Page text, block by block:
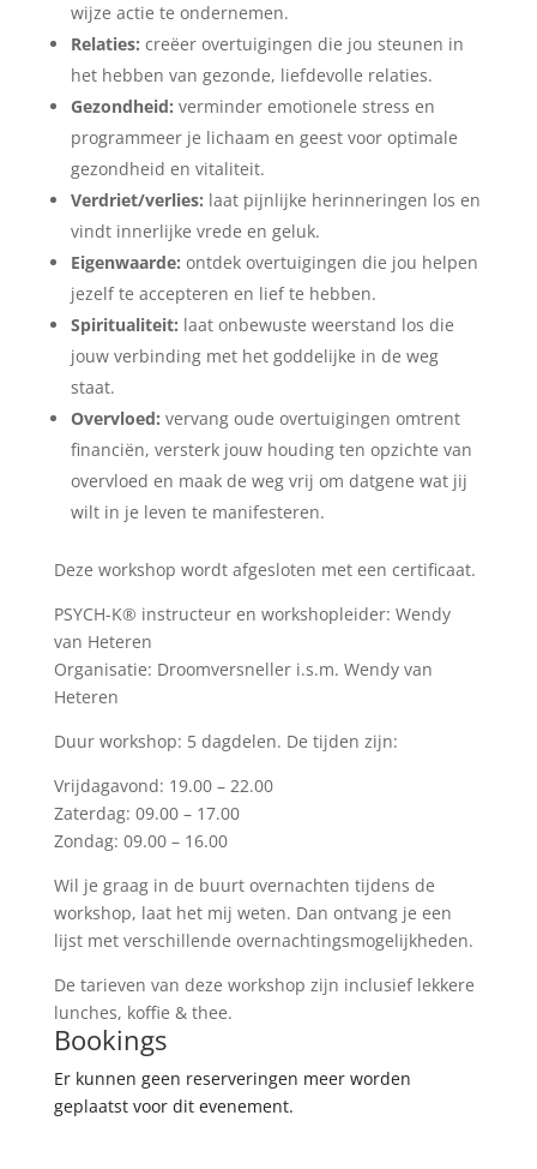
wijze actie te ondernemen.
Relaties: creëer overtuigingen die jou steunen in
het hebben van gezonde, liefdevolle relaties.
Gezondheid: verminder emotionele stress en
programmeer je lichaam en geest voor optimale
gezondheid en vitaliteit.
Verdriet/verlies: laat pijnlijke herinneringen los en
vindt innerlijke vrede en geluk.
Eigenwaarde: ontdek overtuigingen die jou helpen
jezelf te accepteren en lief te hebben.
Spiritualiteit: laat onbewuste weerstand los die
jouw verbinding met het goddelijke in de weg
staat.
Overvloed: vervang oude overtuigingen omtrent
financiën, versterk jouw houding ten opzichte van
overvloed en maak de weg vrij om datgene wat jij
wilt in je leven te manifesteren.
Deze workshop wordt afgesloten met een certificaat.
PSYCH-K® instructeur en workshopleider: Wendy
van Heteren
Organisatie: Droomversneller i.s.m. Wendy van
Heteren
Duur workshop: 5 dagdelen. De tijden zijn:
Vrijdagavond: 19.00 – 22.00
Zaterdag: 09.00 – 17.00
Zondag: 09.00 – 16.00
Wil je graag in de buurt overnachten tijdens de
workshop, laat het mij weten. Dan ontvang je een
lijst met verschillende overnachtingsmogelijkheden.
De tarieven van deze workshop zijn inclusief lekkere
lunches, koffie & thee.
Bookings
Er kunnen geen reserveringen meer worden
geplaatst voor dit evenement.